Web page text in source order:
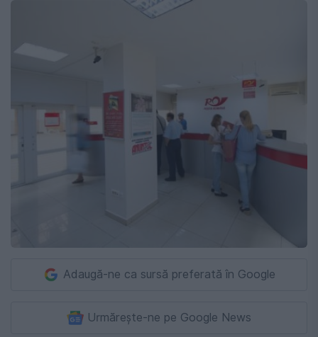
Adaugă-ne ca sursă preferată în Google
Urmărește-ne pe Google News